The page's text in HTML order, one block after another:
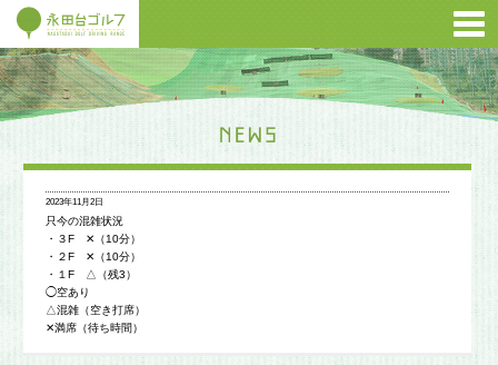
2023年11月2日
只今の混雑状況
・３F ✕（10分）
・２F ✕（10分）
・１F △（残3）
◯空あり
△混雑（空き打席）
✕満席（待ち時間）